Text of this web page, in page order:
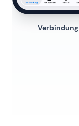
Verbindung